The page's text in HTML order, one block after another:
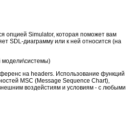
опцией Simulator, которая поможет вам
SDL-диаграмму или к ней относится (на
модели\системы)
на headers. Использование функций
MSC (Message Sequence Chart),
воздейстиям и условиям - с любыми